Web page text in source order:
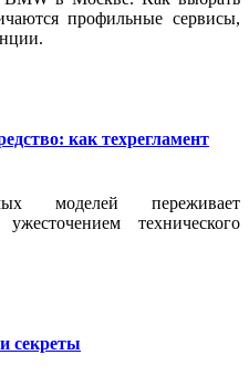
профильные сервисы,
как техрегламент
моделей переживает
технического
секреты